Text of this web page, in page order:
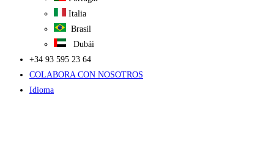
Italia
Brasil
Dubái
+34 93 595 23 64
COLABORA CON NOSOTROS
Idioma